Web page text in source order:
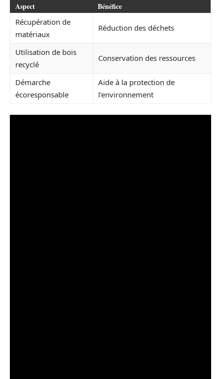
Aspect Bénéfice
Récupération de
matériaux
Réduction des déchets
Utilisation de bois
recyclé
Conservation des ressources
Démarche
écoresponsable
Aide à la protection de
l’environnement